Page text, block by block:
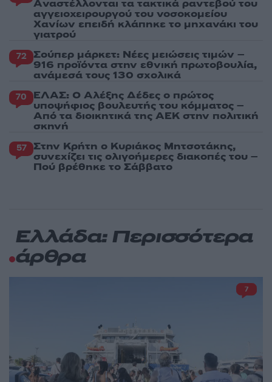
Aναστέλλονται τα τακτικά ραντεβού του
αγγειοχειρουργού του νοσοκομείου
Χανίων επειδή κλάπηκε το μηχανάκι του
γιατρού
72 Σούπερ μάρκετ: Νέες μειώσεις τιμών –
916 προϊόντα στην εθνική πρωτοβουλία,
ανάμεσά τους 130 σχολικά
70 ΕΛΑΣ: Ο Αλέξης Δέδες ο πρώτος
υποψήφιος βουλευτής του κόμματος –
Από τα διοικητικά της ΑΕΚ στην πολιτική
σκηνή
57 Στην Κρήτη ο Κυριάκος Μητσοτάκης,
συνεχίζει τις ολιγοήμερες διακοπές του –
Πού βρέθηκε το Σάββατο
Ελλάδα: Περισσότερα
άρθρα
7